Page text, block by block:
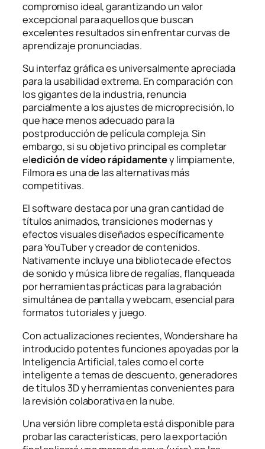
compromiso ideal, garantizando un valor
excepcional para aquellos que buscan
excelentes resultados sin enfrentar curvas de
aprendizaje pronunciadas.
Su interfaz gráfica es universalmente apreciada
para la usabilidad extrema. En comparación con
los gigantes de la industria, renuncia
parcialmente a los ajustes de microprecisión, lo
que hace menos adecuado para la
postproducción de película compleja. Sin
embargo, si su objetivo principal es completar
eledición de vídeo rápidamentey limpiamente,
Filmora es una de las alternativas más
competitivas.
El software destaca por una gran cantidad de
títulos animados, transiciones modernas y
efectos visuales diseñados específicamente
para YouTuber y creador de contenidos.
Nativamente incluye una biblioteca de efectos
de sonido y música libre de regalías, flanqueada
por herramientas prácticas para la grabación
simultánea de pantalla y webcam, esencial para
formatos tutoriales y juego.
Con actualizaciones recientes, Wondershare ha
introducido potentes funciones apoyadas por la
Inteligencia Artificial, tales como el corte
inteligente a temas de descuento, generadores
de títulos 3D y herramientas convenientes para
la revisión colaborativa en la nube.
Una versión libre completa está disponible para
probar las características, pero la exportación